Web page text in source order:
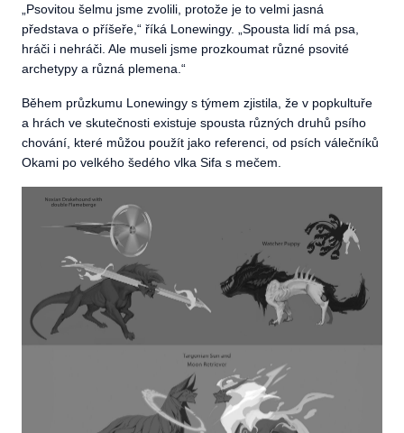
Psovitou šelmu jsme zvolili, protože je to velmi jasná
představa o příšeře,“ říká Lonewingy. „Spousta lidí má psa,
hráči i nehráči. Ale museli jsme prozkoumat různé psovité
archetypy a různá plemena.“
Během průzkumu Lonewingy s týmem zjistila, že v popkultuře
a hrách ve skutečnosti existuje spousta různých druhů psího
chování, které můžou použít jako referenci, od psích válečníků
Okami po velkého šedého vlka Sifa s mečem.